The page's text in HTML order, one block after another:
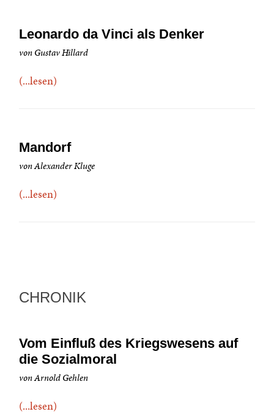
Leonardo da Vinci als Denker
von Gustav Hillard
(...lesen)
Mandorf
von Alexander Kluge
(...lesen)
CHRONIK
Vom Einfluß des Kriegswesens auf
die Sozialmoral
von Arnold Gehlen
(...lesen)